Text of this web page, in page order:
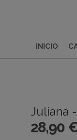
INICIO
Juliana
28,90